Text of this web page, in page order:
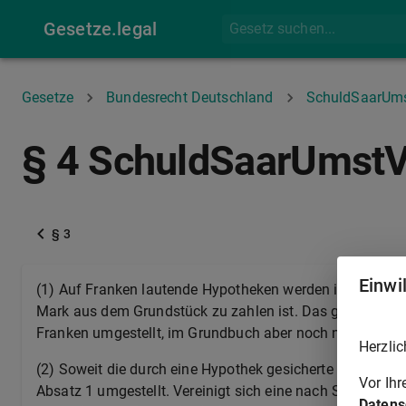
Gesetze.legal
Gesetze Bundesrecht Deutschland
§ 4
§ 3
(1) Auf Franken lautende Hypotheken werden in der
Mark aus dem Grundstück zu zahlen ist. Das gleiche
Franken umgestellt, im Grundbuch aber noch nicht in
(2) Soweit die durch eine Hypothek gesicherte Forderung
Absatz 1 umgestellt. Vereinigt sich eine nach Satz 1Vor